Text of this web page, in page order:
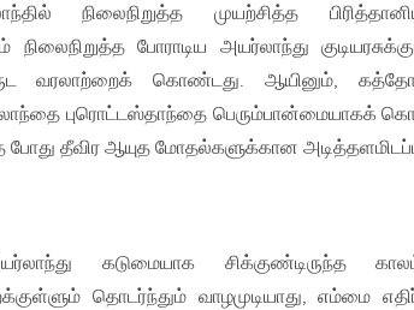
நிலைநிறுத்த முயற்சித்த
போராடிய அயர்லாந்து
வரலாற்றைக் கொண்டது. ஆயினும்,
புரொட்டஸ்தாந்தை பெரும்பான்மையாகக்
தீவிர ஆயுத மோதல்களுக்கான
கடுமையாக சிக்குண்டிருந்த
தொடர்ந்தும் வாழமுடியாது, எம்மை